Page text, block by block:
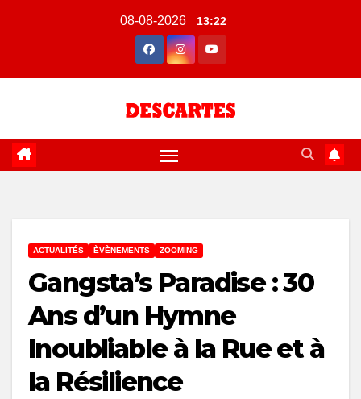
08-08-2026 13:22
ACTUALITÉS ÈVÈNEMENTS ZOOMING
Gangsta’s Paradise : 30
Ans d’un Hymne
Inoubliable à la Rue et à
la Résilience